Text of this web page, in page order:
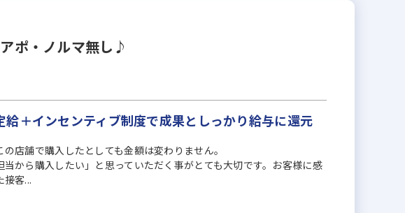
ポ・ノルマ無し♪
＋インセンティブ制度で成果としっかり給与に還元
店舗で購入したとしても金額は変わりません。
から購入したい」と思っていただく事がとても大切です。お客様に感
接客...